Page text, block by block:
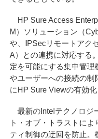
HP Sure Access
M）ソリューション（
や、IPSecリモートアク
A）との連携に対応する
定を可能にする集中管理
やユーザーへの接続の制
にHP Sure Viewの有効化
最新のIntelテクノロジ
ト・オブ・トラストに
ティ制御の迂回を防止。